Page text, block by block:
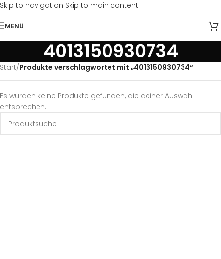
Skip to navigation Skip to main content
MENÜ
4013150930734
Start/Produkte verschlagwortet mit „4013150930734“
Es wurden keine Produkte gefunden, die deiner Auswahl
entsprechen.